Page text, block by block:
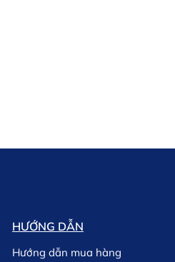
HƯỚNG DẪN
Hướng dẫn mua hàng